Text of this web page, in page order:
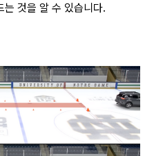
는 것을 알 수 있습니다.